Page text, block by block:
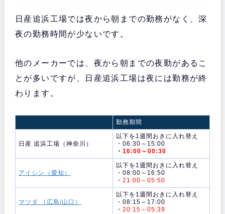
日産追浜工場では夜から朝までの勤務がなく、深
夜の勤務時間が少ないです。
他のメーカーでは、夜から朝までの夜勤があるこ
とが多いですが、日産追浜工場は夜には勤務が終
わります。
勤務期間
日産 追浜工場（神奈川）
以下を1週間おきに入れ替え
・06:30～15:00
・ 16:00～00:30
アイシン（愛知）
以下を1週間おきに入れ替え
・08:00～16:50
・ 21:00～05:50
マツダ （広島/山口）
以下を1週間おきに入れ替え
・08:15～17:00
・ 20:15～05:39